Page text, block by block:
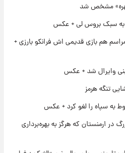
اعتصامی در دوران نوجوانی؛ اواخر دهه
در آسمان ظاهر شد
مشخص شد
به سبک بروس لی + عکس
هم بازی قدیمی اش فرانکو بارزی +
وایرال شد + عکس
تنگه هرمز
به سپاه را لغو کرد + عکس
ارمنستان که هرگز به بهره‌برداری